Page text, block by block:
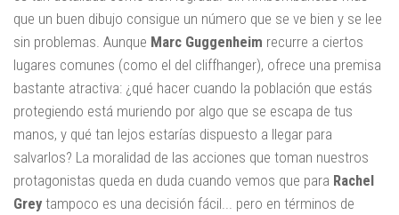
que un buen dibujo consigue un número que se ve bien y se lee
sin problemas. Aunque Marc Guggenheim recurre a ciertos
lugares comunes (como el del cliffhanger), ofrece una premisa
bastante atractiva: ¿qué hacer cuando la población que estás
protegiendo está muriendo por algo que se escapa de tus
manos, y qué tan lejos estarías dispuesto a llegar para
salvarlos? La moralidad de las acciones que toman nuestros
protagonistas queda en duda cuando vemos que para Rachel
Grey tampoco es una decisión fácil... pero en términos de